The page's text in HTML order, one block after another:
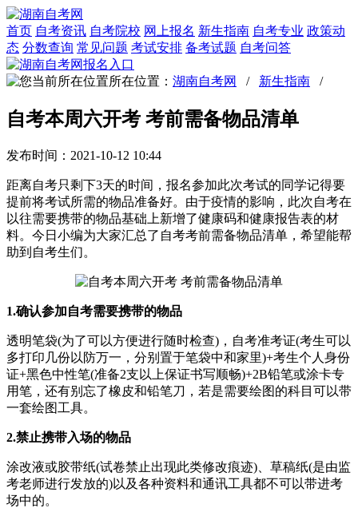
首页 自考资讯 自考院校 网上报名 新生指南 自考专业 政策动
态 分数查询 常见问题 考试安排 备考试题 自考问答
所在位置： 湖南自考网 / 新生指南 /
自考本周六开考 考前需备物品清单
发布时间：2021-10-12 10:44
距离自考只剩下3天的时间，报名参加此次考试的同学记得要
提前将考试所需的物品准备好。由于疫情的影响，此次自考在
以往需要携带的物品基础上新增了健康码和健康报告表的材
料。今日小编为大家汇总了自考考前需备物品清单，希望能帮
助到自考生们。
1.确认参加自考需要携带的物品
透明笔袋(为了可以方便进行随时检查)，自考准考证(考生可以
多打印几份以防万一，分别置于笔袋中和家里)+考生个人身份
证+黑色中性笔(准备2支以上保证书写顺畅)+2B铅笔或涂卡专
用笔，还有别忘了橡皮和铅笔刀，若是需要绘图的科目可以带
一套绘图工具。
2.禁止携带入场的物品
涂改液或胶带纸(试卷禁止出现此类修改痕迹)、草稿纸(是由监
考老师进行发放的)以及各种资料和通讯工具都不可以带进考
场中的。